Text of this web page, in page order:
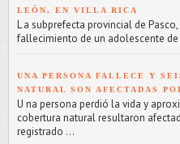
LEÓN, EN VILLA RICA
L a subprefecta provincial de
fallecimiento de un adolescente
UNA PERSONA FALLECE Y
NATURAL SON AFECTADAS
U na persona perdió la vida y
cobertura natural resultaron
registrado ...